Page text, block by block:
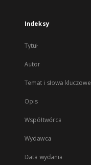
Indeksy
Tytuł
Autor
Temat i słowa kluczowe
Opis
Współtwórca
Wydawca
Data wydania